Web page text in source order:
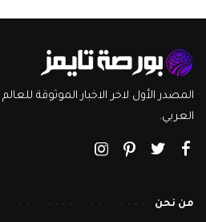
المصدر الأول لاخر الاخبار الموثوقة
العربي.
من نحن